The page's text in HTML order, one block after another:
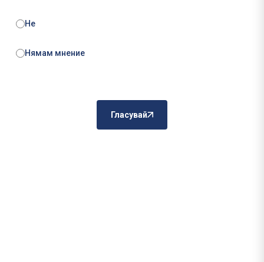
Не
Нямам мнение
Гласувай